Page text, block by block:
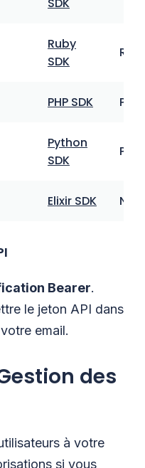
SDK
Ruby
SDK
PHP SDK PHP
Python
SDK
Elixir SDK
Bearer.
le jeton API dans
email.
des
à votre
si vous